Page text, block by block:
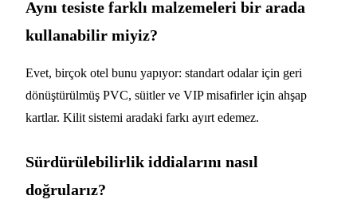
Aynı tesiste farklı malzemeleri bir arada
kullanabilir miyiz?
Evet, birçok otel bunu yapıyor: standart odalar için geri
dönüştürülmüş PVC, süitler ve VIP misafirler için ahşap
kartlar. Kilit sistemi aradaki farkı ayırt edemez.
Sürdürülebilirlik iddialarını nasıl
doğrularız?